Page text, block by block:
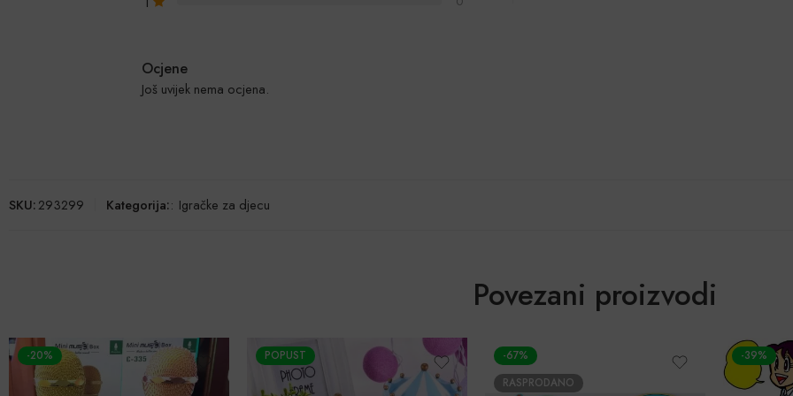
Ocjene
Još uvijek nema ocjena.
SKU:293299 Kategorija:: Igračke za djecu
Povezani proizvodi
-20% POPUST
-67%
RASPRODANO
-39%